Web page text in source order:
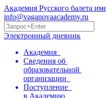
Академия Русского балета
info@vaganovaacademy.ru
Электронный дневник
Академия
Сведения об
образовательной
организации
Поступление
в Академию